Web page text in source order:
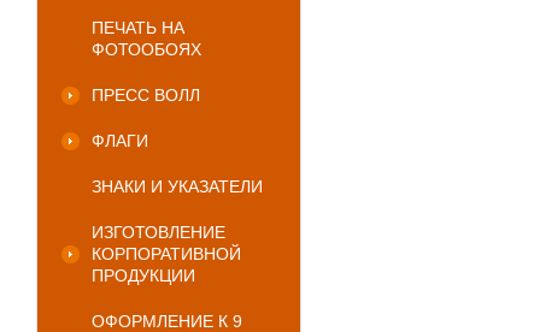
ПЕЧАТЬ НА
ФОТООБОЯХ
ПРЕСС ВОЛЛ
ФЛАГИ
ЗНАКИ И УКАЗАТЕЛИ
ИЗГОТОВЛЕНИЕ
КОРПОРАТИВНОЙ
ПРОДУКЦИИ
ОФОРМЛЕНИЕ К 9